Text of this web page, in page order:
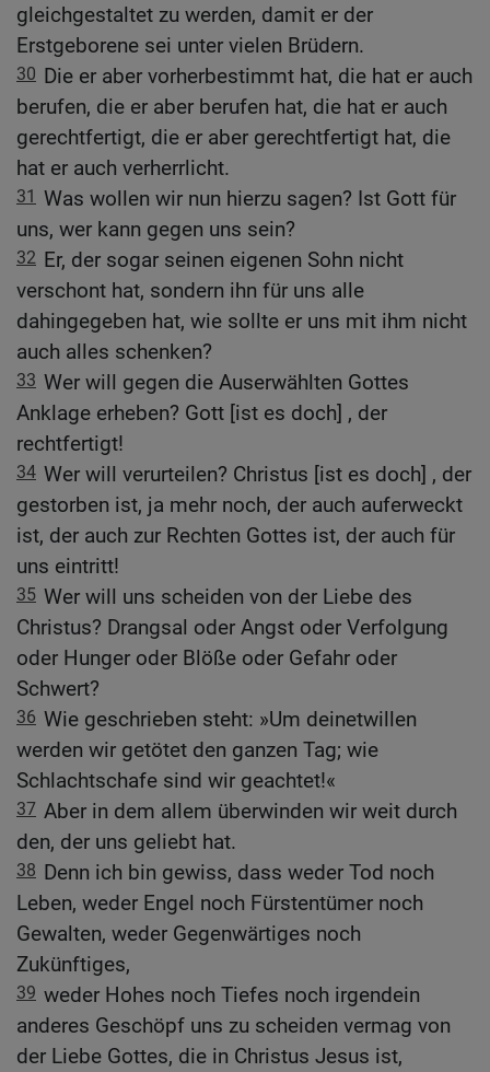
gleichgestaltet zu werden, damit er der
Erstgeborene sei unter vielen Brüdern.
30 Die er aber vorherbestimmt hat, die hat er auch
berufen, die er aber berufen hat, die hat er auch
gerechtfertigt, die er aber gerechtfertigt hat, die
hat er auch verherrlicht.
31 Was wollen wir nun hierzu sagen? Ist Gott für
uns, wer kann gegen uns sein?
32 Er, der sogar seinen eigenen Sohn nicht
verschont hat, sondern ihn für uns alle
dahingegeben hat, wie sollte er uns mit ihm nicht
auch alles schenken?
33 Wer will gegen die Auserwählten Gottes
Anklage erheben? Gott [ist es doch] , der
rechtfertigt!
34 Wer will verurteilen? Christus [ist es doch] , der
gestorben ist, ja mehr noch, der auch auferweckt
ist, der auch zur Rechten Gottes ist, der auch für
uns eintritt!
35 Wer will uns scheiden von der Liebe des
Christus? Drangsal oder Angst oder Verfolgung
oder Hunger oder Blöße oder Gefahr oder
Schwert?
36 Wie geschrieben steht: »Um deinetwillen
werden wir getötet den ganzen Tag; wie
Schlachtschafe sind wir geachtet!«
37 Aber in dem allem überwinden wir weit durch
den, der uns geliebt hat.
38 Denn ich bin gewiss, dass weder Tod noch
Leben, weder Engel noch Fürstentümer noch
Gewalten, weder Gegenwärtiges noch
Zukünftiges,
39 weder Hohes noch Tiefes noch irgendein
anderes Geschöpf uns zu scheiden vermag von
der Liebe Gottes, die in Christus Jesus ist,